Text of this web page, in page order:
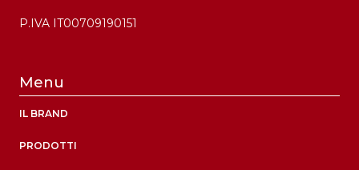
P.IVA IT00709190151
Menu
IL BRAND
PRODOTTI